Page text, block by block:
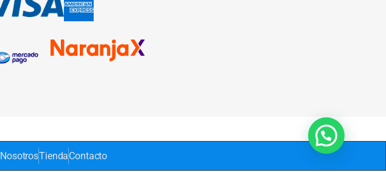
NosotrosTiendaContacto